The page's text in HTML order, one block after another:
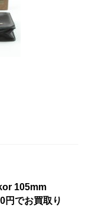
105mm
円でお買取り